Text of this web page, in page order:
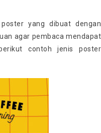
yang dibuat dengan
agar pembaca mendapat
contoh jenis poster